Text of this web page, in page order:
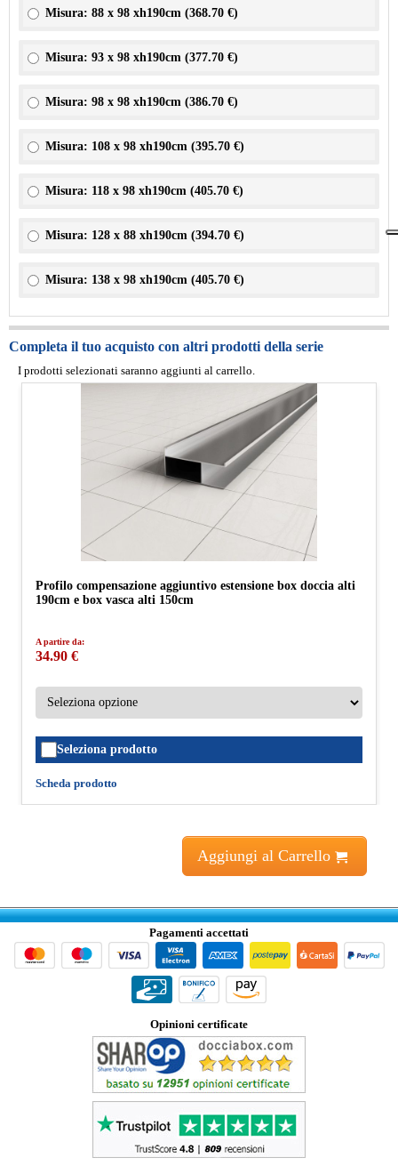
Misura: 88 x 98 xh190cm (368.70 €)
Misura: 93 x 98 xh190cm (377.70 €)
Misura: 98 x 98 xh190cm (386.70 €)
Misura: 108 x 98 xh190cm (395.70 €)
Misura: 118 x 98 xh190cm (405.70 €)
Misura: 128 x 88 xh190cm (394.70 €)
Misura: 138 x 98 xh190cm (405.70 €)
Completa il tuo acquisto con altri prodotti della serie
I prodotti selezionati saranno aggiunti al carrello.
Profilo compensazione aggiuntivo estensione box doccia alti
190cm e box vasca alti 150cm
A partire da:
34.90 €
Seleziona prodotto
Scheda prodotto
Aggiungi al Carrello
Pagamenti accettati
Opinioni certificate